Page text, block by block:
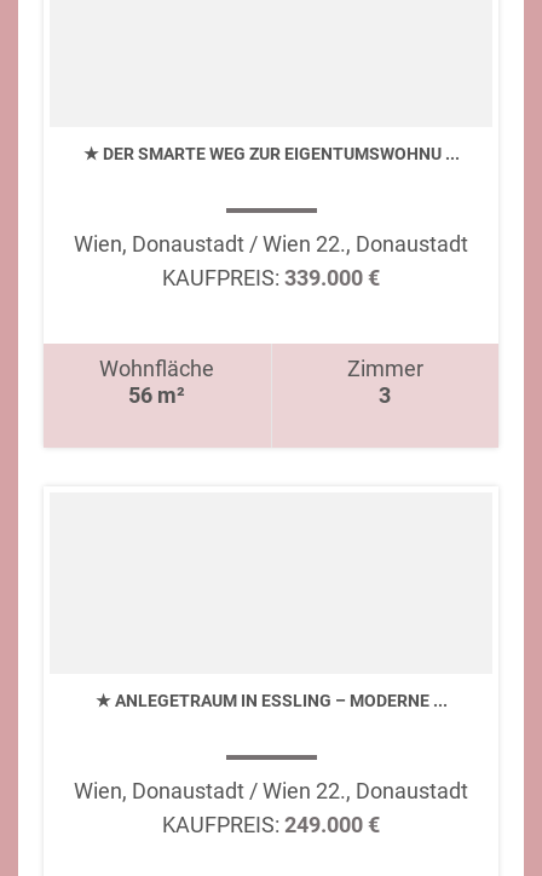
★ DER SMARTE WEG ZUR EIGENTUMSWOHNU ...
Wien, Donaustadt / Wien 22., Donaustadt
KAUFPREIS: 339.000 €
Wohnfläche
56 m²
Zimmer
3
★ ANLEGETRAUM IN ESSLING – MODERNE ...
Wien, Donaustadt / Wien 22., Donaustadt
KAUFPREIS: 249.000 €